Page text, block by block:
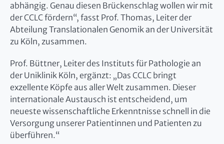
abhängig. Genau diesen Brückenschlag wollen wir mit
der CCLC fördern“, fasst Prof. Thomas, Leiter der
Abteilung Translationalen Genomik an der Universität
zu Köln, zusammen.
Prof. Büttner, Leiter des Instituts für Pathologie an
der Uniklinik Köln, ergänzt: „Das CCLC bringt
exzellente Köpfe aus aller Welt zusammen. Dieser
internationale Austausch ist entscheidend, um
neueste wissenschaftliche Erkenntnisse schnell in die
Versorgung unserer Patientinnen und Patienten zu
überführen.“